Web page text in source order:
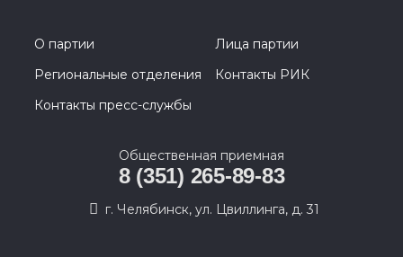
О партии
Лица партии
Региональные отделения
Контакты РИК
Контакты пресс-службы
Общественная приемная
8 (351) 265-89-83
г. Челябинск, ул. Цвиллинга, д. 31